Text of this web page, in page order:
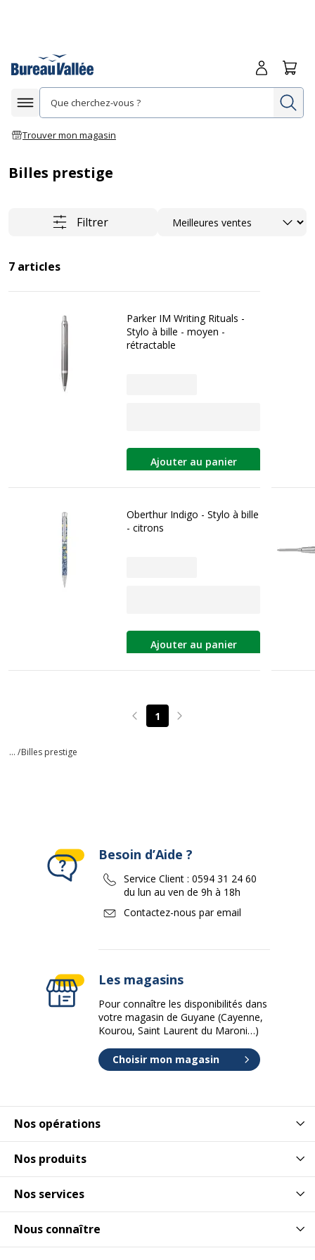
Afficher la navigation
Trouver mon magasin
Me
Billes prestige
Filtrer Trier
7 articles
Parker IM Writing Rituals -
Stylo à bille - moyen -
rétractable
Ajouter au panier
Oberthur Indigo - Stylo à bille
- citrons
Ajouter au panier
Page précédente
1 Page suivante
... /Billes prestige
Nos opérations
Nos produits
Nos services
Nous connaître
Besoin d’Aide ?
Service Client : 0594 31 24 60
du lun au ven de 9h à 18h
Contactez-nous par email
Les magasins
Pour connaître les disponibilités dans
votre magasin de Guyane (Cayenne,
Kourou, Saint Laurent du Maroni…)
Choisir mon magasin